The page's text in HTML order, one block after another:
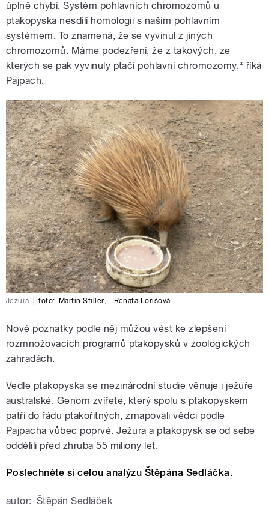
úplně chybí. Systém pohlavních chromozomů u
ptakopyska nesdílí homologii s naším pohlavním
systémem. To znamená, že se vyvinul z jiných
chromozomů. Máme podezření, že z takových, ze
kterých se pak vyvinuly ptačí pohlavní chromozomy,“ říká
Pajpach.
Ježura foto: Martin Stiller, Renáta Lorišová
Nové poznatky podle něj můžou vést ke zlepšení
rozmnožovacích programů ptakopysků v zoologických
zahradách.
Vedle ptakopyska se mezinárodní studie věnuje i ježuře
australské. Genom zvířete, který spolu s ptakopyskem
patří do řádu ptakořitných, zmapovali vědci podle
Pajpacha vůbec poprvé. Ježura a ptakopysk se od sebe
oddělili před zhruba 55 miliony let.
Poslechněte si celou analýzu Štěpána Sedláčka.
autor: Štěpán Sedláček